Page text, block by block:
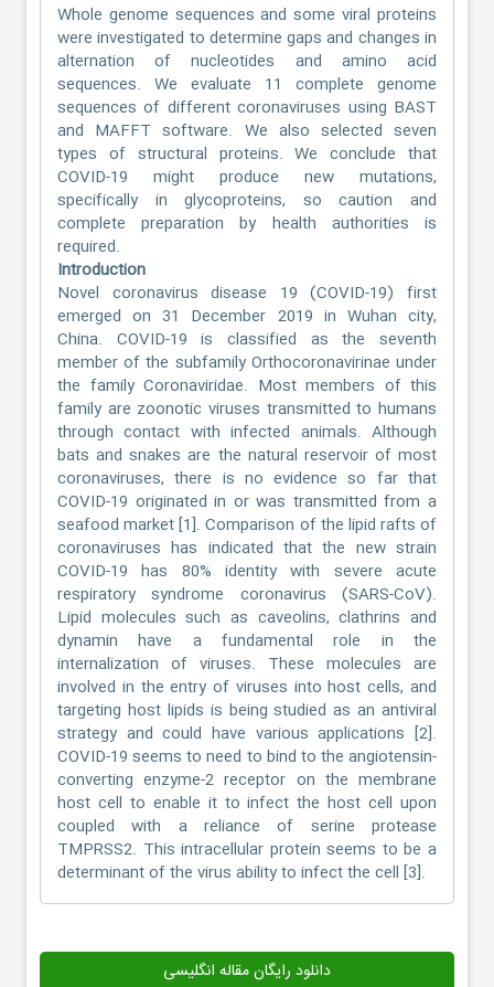
Whole genome sequences and some viral proteins
were investigated to determine gaps and changes in
alternation of nucleotides and amino acid
sequences. We evaluate 11 complete genome
sequences of different coronaviruses using BAST
and MAFFT software. We also selected seven
types of structural proteins. We conclude that
COVID-19 might produce new mutations,
specifically in glycoproteins, so caution and
complete preparation by health authorities is
required.
Introduction
Novel coronavirus disease 19 (COVID-19) first
emerged on 31 December 2019 in Wuhan city,
China. COVID-19 is classified as the seventh
member of the subfamily Orthocoronavirinae under
the family Coronaviridae. Most members of this
family are zoonotic viruses transmitted to humans
through contact with infected animals. Although
bats and snakes are the natural reservoir of most
coronaviruses, there is no evidence so far that
COVID-19 originated in or was transmitted from a
seafood market [1]. Comparison of the lipid rafts of
coronaviruses has indicated that the new strain
COVID-19 has 80% identity with severe acute
respiratory syndrome coronavirus (SARS-CoV).
Lipid molecules such as caveolins, clathrins and
dynamin have a fundamental role in the
internalization of viruses. These molecules are
involved in the entry of viruses into host cells, and
targeting host lipids is being studied as an antiviral
strategy and could have various applications [2].
COVID-19 seems to need to bind to the angiotensin-
converting enzyme-2 receptor on the membrane
host cell to enable it to infect the host cell upon
coupled with a reliance of serine protease
TMPRSS2. This intracellular protein seems to be a
determinant of the virus ability to infect the cell [3].
دانلود رایگان مقاله انگلیسی